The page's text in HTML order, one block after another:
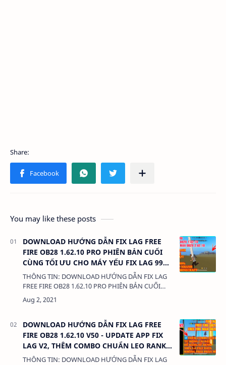
You may like these posts
DOWNLOAD HƯỚNG DẪN FIX LAG FREE
FIRE OB28 1.62.10 PRO PHIÊN BẢN CUỐI
CÙNG TỐI ƯU CHO MÁY YẾU FIX LAG 99%
CỰC MƯỢT
THÔNG TIN: DOWNLOAD HƯỚNG DẪN FIX LAG
FREE FIRE OB28 1.62.10 PRO PHIÊN BẢN CUỐI
CÙNG TỐI ƯU CHO MÁY YẾU FIX LAG 99% CỰC
MƯỢT DUNG LƯỢNG: 380 Kb LIÊN KẾT: - DATA
DOWNLOAD HƯỚNG DẪN FIX LAG FREE
FIRE OB28 1.62.10 V50 - UPDATE APP FIX
LAG V2, THÊM COMBO CHUẨN LEO RANK
VIP
THÔNG TIN: DOWNLOAD HƯỚNG DẪN FIX LAG